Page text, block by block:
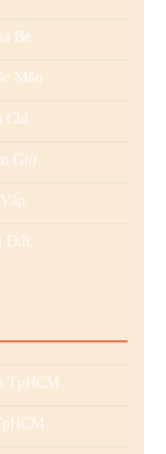
Bè
Môn
Chi
Giờ
Đức
TpHCM